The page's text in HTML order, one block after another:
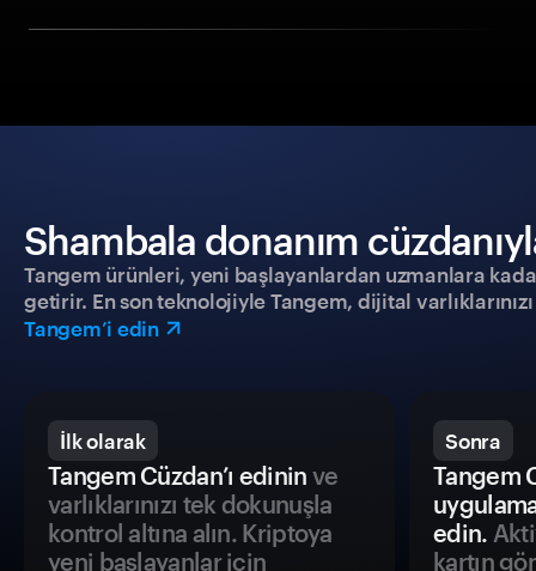
Shambala donanım
Tangem ürünleri, yeni başlayanlardan uzmanlara
getirir. En son teknolojiyle Tangem, dijital
Tangem’i edin
İlk olarak
Tangem Cüzdan’ı edinin ve
varlıklarınızı tek dokunuşla
kontrol altına alın. Kriptoya
yeni başlayanlar için
Sonra
Tangem
edin.
kartın